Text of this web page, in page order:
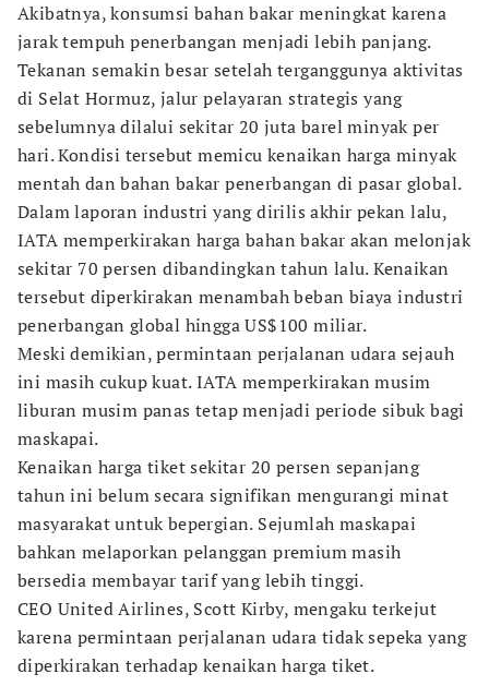
Akibatnya, konsumsi bahan bakar meningkat karena
jarak tempuh penerbangan menjadi lebih panjang.
Tekanan semakin besar setelah terganggunya aktivitas
di Selat Hormuz, jalur pelayaran strategis yang
sebelumnya dilalui sekitar 20 juta barel minyak per
hari. Kondisi tersebut memicu kenaikan harga minyak
mentah dan bahan bakar penerbangan di pasar global.
Dalam laporan industri yang dirilis akhir pekan lalu,
IATA memperkirakan harga bahan bakar akan melonjak
sekitar 70 persen dibandingkan tahun lalu. Kenaikan
tersebut diperkirakan menambah beban biaya industri
penerbangan global hingga US$100 miliar.
Meski demikian, permintaan perjalanan udara sejauh
ini masih cukup kuat. IATA memperkirakan musim
liburan musim panas tetap menjadi periode sibuk bagi
maskapai.
Kenaikan harga tiket sekitar 20 persen sepanjang
tahun ini belum secara signifikan mengurangi minat
masyarakat untuk bepergian. Sejumlah maskapai
bahkan melaporkan pelanggan premium masih
bersedia membayar tarif yang lebih tinggi.
CEO United Airlines, Scott Kirby, mengaku terkejut
karena permintaan perjalanan udara tidak sepeka yang
diperkirakan terhadap kenaikan harga tiket.